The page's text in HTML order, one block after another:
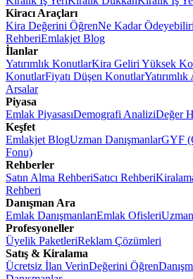
Kiracı Araçları
Kira Değerini ÖğrenNe Kadar
RehberiEmlakjet Blog
İlanlar
Yatırımlık KonutlarKira Geliri Yüksek
KonutlarFiyatı Düşen Konutlar
Arsalar
Piyasa
Emlak PiyasasıDemografi AnaliziDeğer
Keşfet
Emlakjet BlogUzman DanışmanlarGYF
Fonu)
Rehberler
Satın Alma RehberiSatıcı Rehberi
Rehberi
Danışman Ara
Emlak DanışmanlarıEmlak Ofisleri
Profesyoneller
Üyelik PaketleriReklam Çözümleri
Satış & Kiralama
Ücretsiz İlan VerinDeğerini Öğren